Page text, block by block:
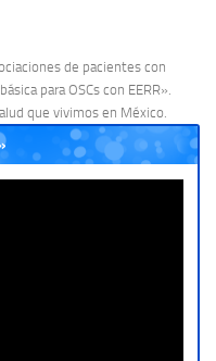
de pacientes con
para OSCs con EERR».
que vivimos en México.